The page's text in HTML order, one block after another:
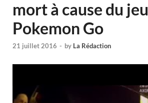
mort à cause du jeu
Pokemon Go
21 juillet 2016 - by La Rédaction